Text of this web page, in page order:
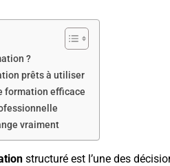
?
prêts à utiliser
formation efficace
vraiment
structuré est l’une des